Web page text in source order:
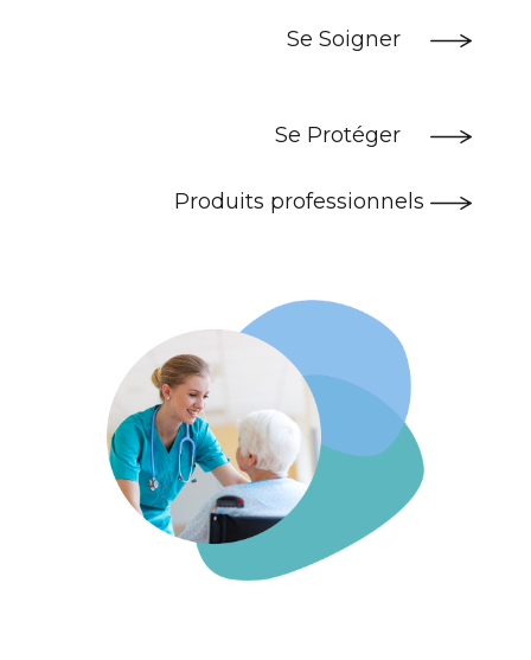
Se Soigner​
Se Protéger​
Produits professionnels